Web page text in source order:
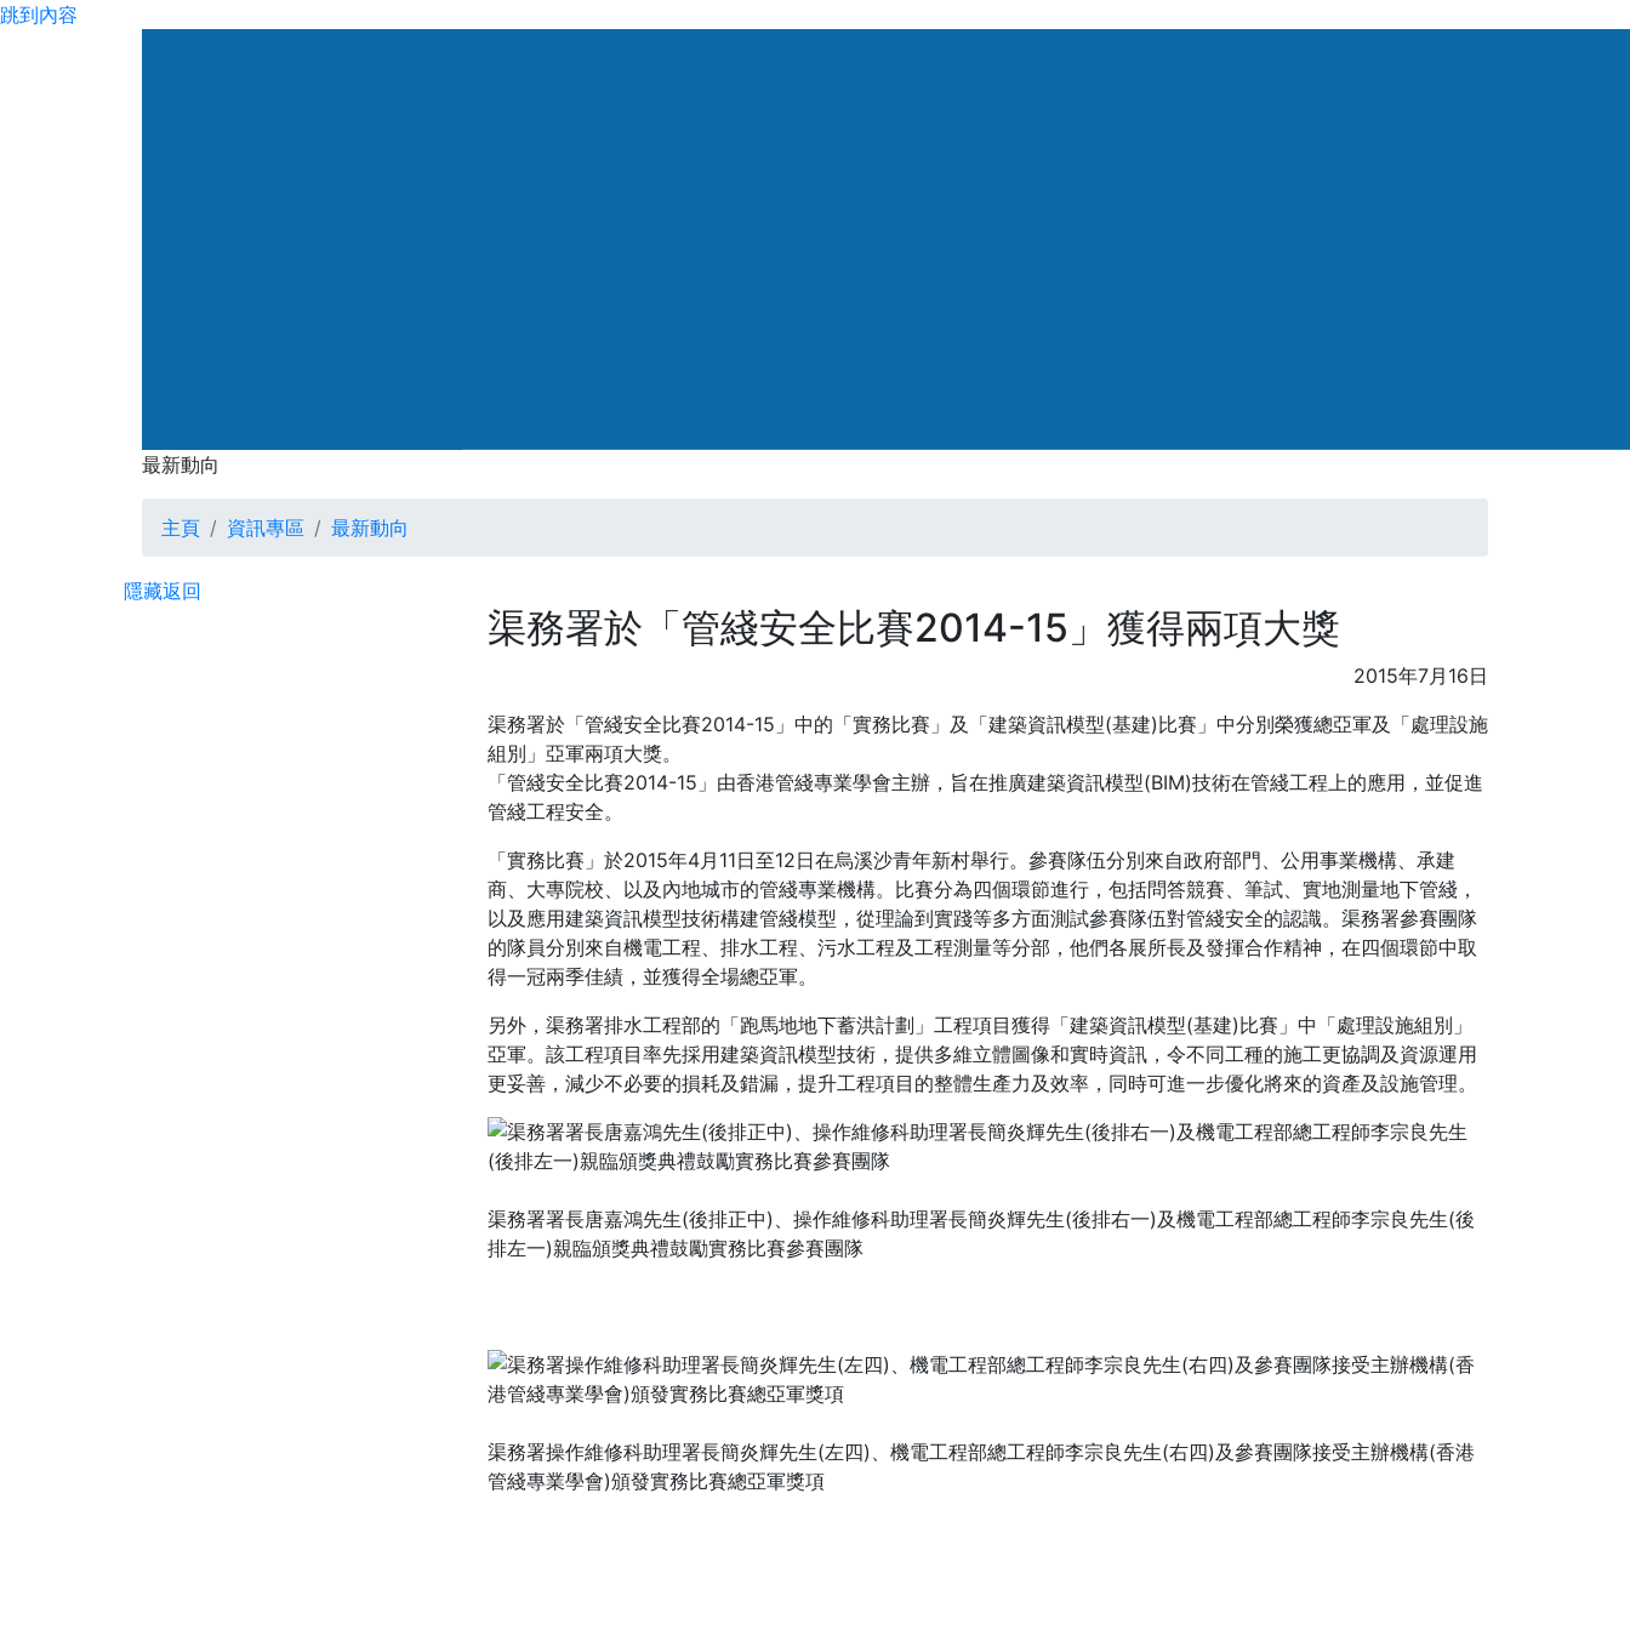
跳到內容
最新動向
最新動向
主頁 資訊專區 最新動向
隱藏返回
渠務署於「管綫安全比賽2014-15」獲得兩項大獎
2015年7月16日
渠務署於「管綫安全比賽2014-15」中的「實務比賽」及「建築資訊模型(基建)比賽」中分別榮獲總亞軍及「處理設施
組別」亞軍兩項大獎。
「管綫安全比賽2014-15」由香港管綫專業學會主辦，旨在推廣建築資訊模型(BIM)技術在管綫工程上的應用，並促進
管綫工程安全。
「實務比賽」於2015年4月11日至12日在烏溪沙青年新村舉行。參賽隊伍分別來自政府部門、公用事業機構、承建
商、大專院校、以及內地城市的管綫專業機構。比賽分為四個環節進行，包括問答競賽、筆試、實地測量地下管綫，
以及應用建築資訊模型技術構建管綫模型，從理論到實踐等多方面測試參賽隊伍對管綫安全的認識。渠務署參賽團隊
的隊員分別來自機電工程、排水工程、污水工程及工程測量等分部，他們各展所長及發揮合作精神，在四個環節中取
得一冠兩季佳績，並獲得全場總亞軍。
另外，渠務署排水工程部的「跑馬地地下蓄洪計劃」工程項目獲得「建築資訊模型(基建)比賽」中「處理設施組別」
亞軍。該工程項目率先採用建築資訊模型技術，提供多維立體圖像和實時資訊，令不同工種的施工更協調及資源運用
更妥善，減少不必要的損耗及錯漏，提升工程項目的整體生產力及效率，同時可進一步優化將來的資產及設施管理。
渠務署署長唐嘉鴻先生(後排正中)、操作維修科助理署長簡炎輝先生(後排右一)及機電工程部總工程師李宗良先生(後
排左一)親臨頒獎典禮鼓勵實務比賽參賽團隊
渠務署操作維修科助理署長簡炎輝先生(左四)、機電工程部總工程師李宗良先生(右四)及參賽團隊接受主辦機構(香港
管綫專業學會)頒發實務比賽總亞軍獎項